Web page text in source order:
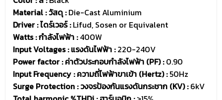
Material : วัสดุ :Die-Cast Aluminium
Driver :ไดร์เวอร์ :Lifud, Sosen or Equivalent
Watts : กำลังไฟฟ้า :400W
Input Voltages : แรงดันไฟฟ้า :220-240V
Power factor : ค่าตัวประกอบกำลังไฟฟ้า (PF) :0.90
Input Frequency : ความถี่ไฟฟ้าขาเข้า (Hertz) :50Hz
Surge Protection : วงจรป้องกันแรงดันกระชาก (KV) :6kV